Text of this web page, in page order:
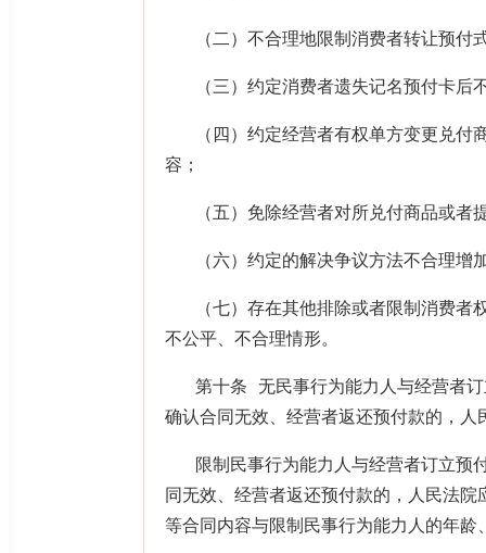
（二）不合理地限制消费者转让预付
（三）约定消费者遗失记名预付卡后
（四）约定经营者有权单方变更兑
容；
（五）免除经营者对所兑付商品或
（六）约定的解决争议方法不合理增
（七）存在其他排除或者限制消费
不公平、不合理情形。
第十条 无民事行为能力人与经营者
确认合同无效、经营者返还预付款的，人
限制民事行为能力人与经营者订立预
同无效、经营者返还预付款的，人民法
等合同内容与限制民事行为能力人的年龄